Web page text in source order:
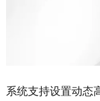
系统支持设置动态